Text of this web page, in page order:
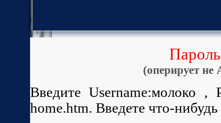
(оперирует
Введите Username:молоко ,
home.htm. Введете что-